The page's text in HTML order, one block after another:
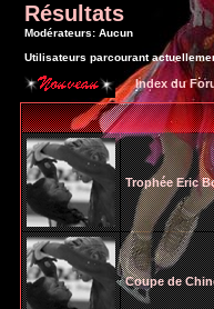
Résultats
Modérateurs: Aucun
Utilisateurs parcourant
Index du
Trophée Eric
Coupe de